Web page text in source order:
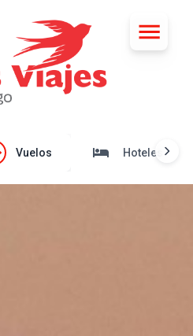
Vuelos Hoteles